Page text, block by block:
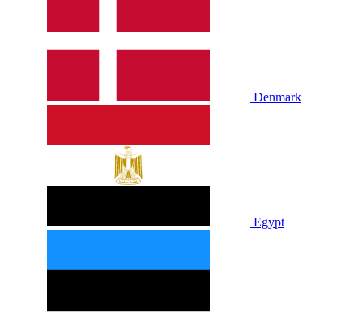
Denmark
Egypt